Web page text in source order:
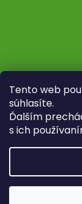
Tento web
súhlasíte.
Ďalším
s ich
Copyright